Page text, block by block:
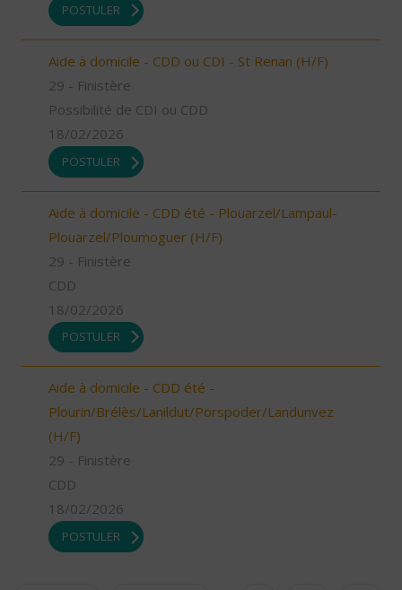
POSTULER
Aide à domicile - CDD ou CDI - St Renan (H/F)
29 - Finistère
Possibilité de CDI ou CDD
18/02/2026
POSTULER
Aide à domicile - CDD été - Plouarzel/Lampaul-
Plouarzel/Ploumoguer (H/F)
29 - Finistère
CDD
18/02/2026
POSTULER
Aide à domicile - CDD été -
Plourin/Brélès/Lanildut/Porspoder/Landunvez
(H/F)
29 - Finistère
CDD
18/02/2026
POSTULER